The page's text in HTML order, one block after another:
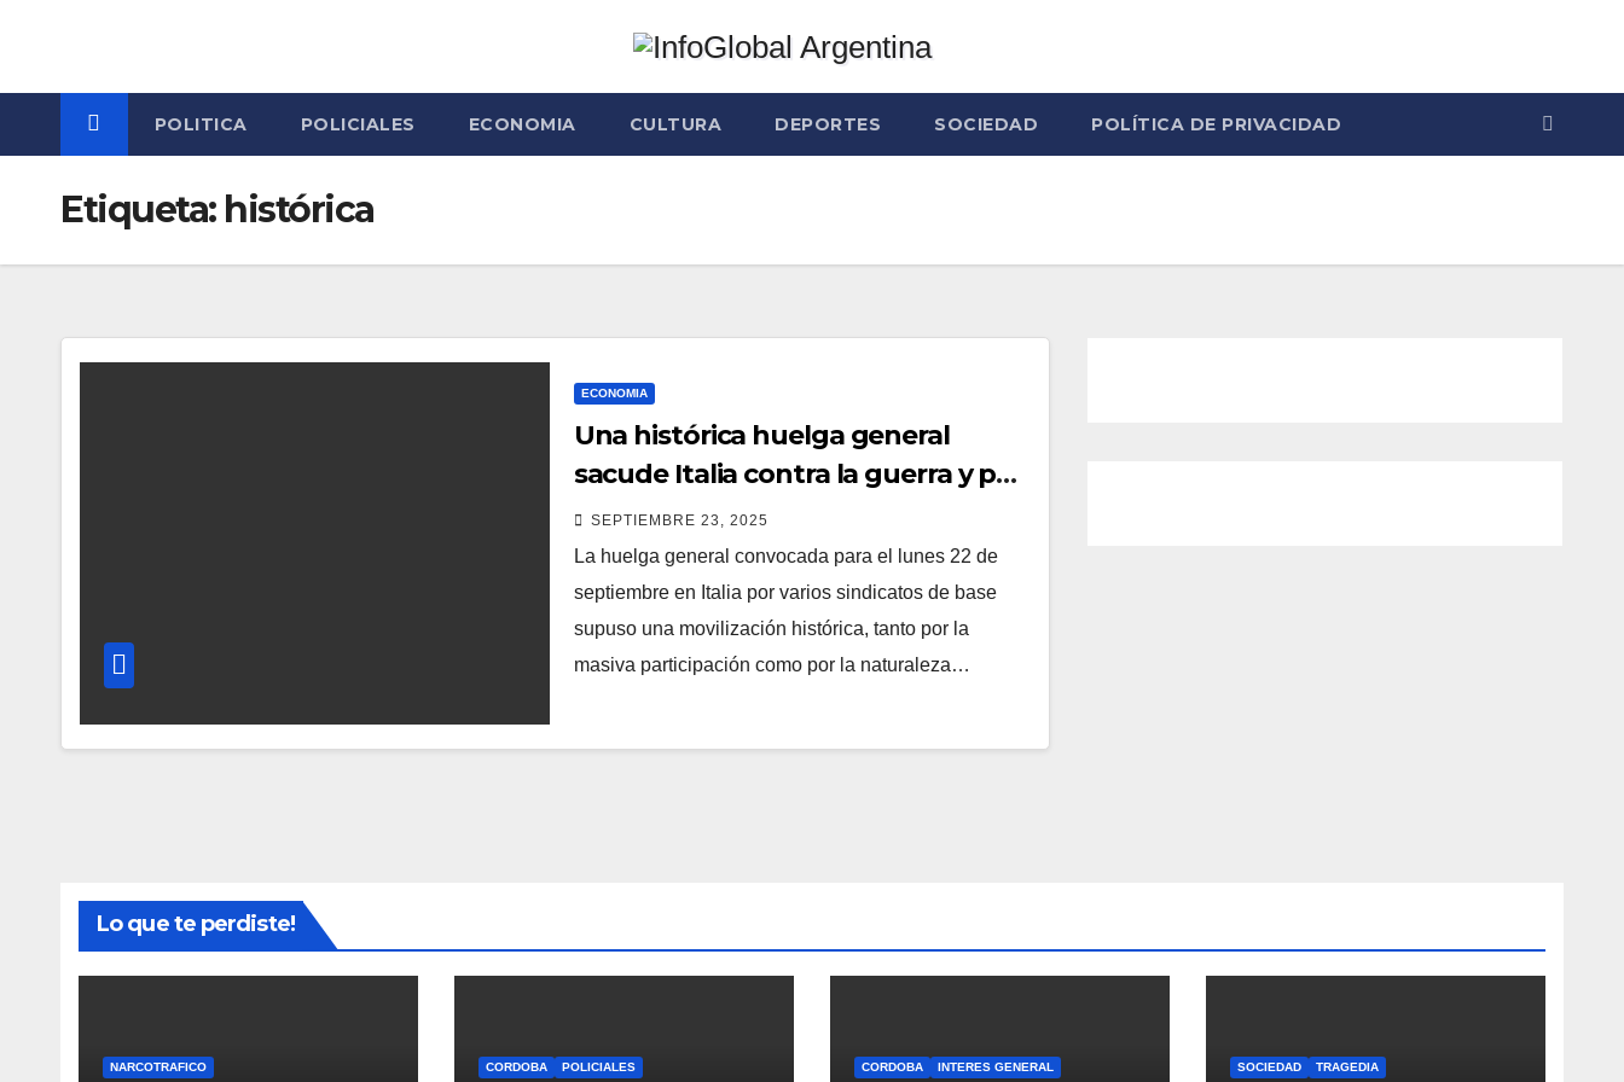
content
POLITICA POLICIALES ECONOMIA CULTURA DEPORTES SOCIEDAD POLÍTICA DE PRIVACIDAD
Etiqueta: histórica
ECONOMIA
Una histórica huelga general
sacude Italia contra la guerra y por
Palestina
SEPTIEMBRE 23, 2025
La huelga general convocada para el lunes 22 de
septiembre en Italia por varios sindicatos de base
supuso una movilización histórica, tanto por la
masiva participación como por la naturaleza…
Lo que te perdiste!
NARCOTRAFICO CORDOBA POLICIALES CORDOBA INTERES GENERAL SOCIEDAD TRAGEDIA